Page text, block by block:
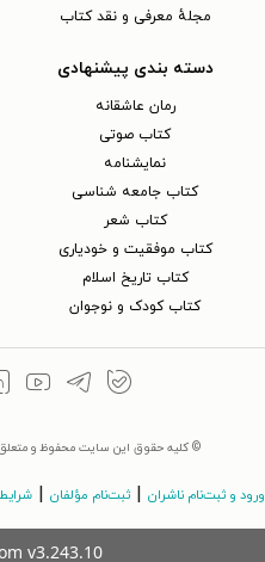
مجلهٔ معرفی و نقد کتاب
دسته بندی پیشنهادی
رمان عاشقانه
کتاب‌ صوتی
نمایشنامه
کتاب جامعه شناسی
کتاب شعر
کتاب موفقیت و خودیاری
کتاب تاریخ اسلام
کتاب کودک و نوجوان
© کلیه حقوق این سایت محفوظ و
ورود و ثبت‌نام ناشران ثبت‌نام مؤلفان
v3.243.10